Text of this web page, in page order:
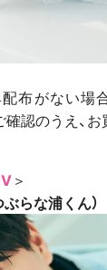
布がない場
確認のうえ、
＞
ぶらな浦くん）